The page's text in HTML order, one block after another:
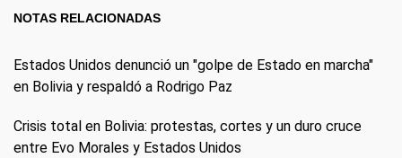
NOTAS RELACIONADAS
Estados Unidos denunció un "golpe de Estado en marcha"
en Bolivia y respaldó a Rodrigo Paz
Crisis total en Bolivia: protestas, cortes y un duro cruce
entre Evo Morales y Estados Unidos